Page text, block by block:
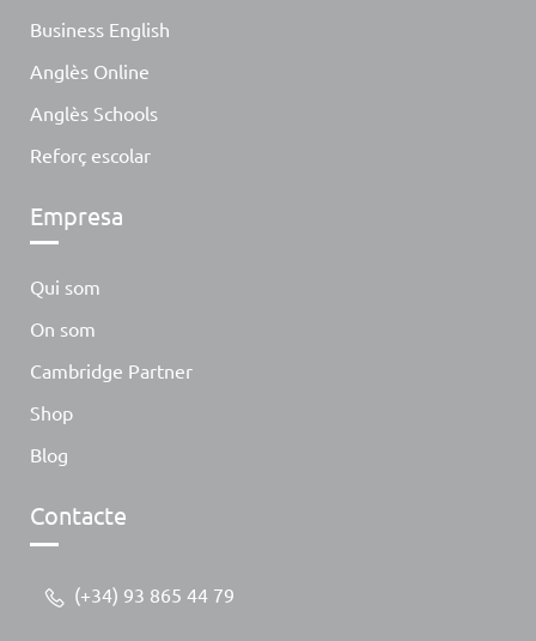
Business English
Anglès Online
Anglès Schools
Reforç escolar
Empresa
Qui som
On som
Cambridge Partner
Shop
Blog
Contacte
(+34) 93 865 44 79